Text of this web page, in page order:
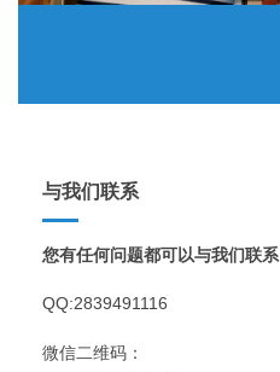
与我们联系
您有任何问题都可以与我们联系
QQ:2839491116
微信二维码：